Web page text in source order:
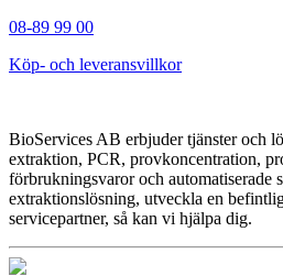
08-89 99 00
Köp- och leveransvillkor
BioServices AB erbjuder tjänster och
extraktion, PCR, provkoncentration,
förbrukningsvaror och automatiserade
extraktionslösning, utveckla en
servicepartner, så kan vi hjälpa dig.